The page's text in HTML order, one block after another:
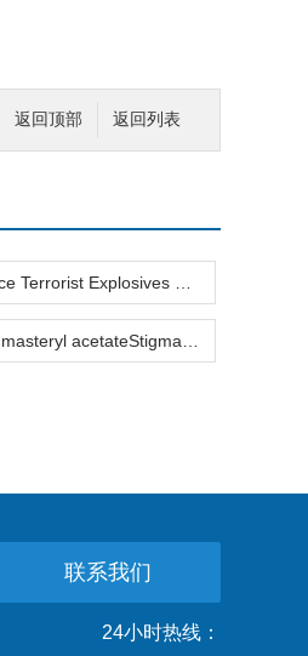
返回列表
返回顶部
联系我们
24小时热线：